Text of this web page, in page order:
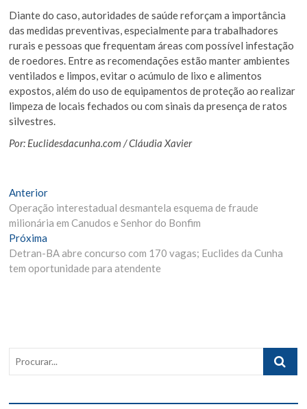
Diante do caso, autoridades de saúde reforçam a importância
das medidas preventivas, especialmente para trabalhadores
rurais e pessoas que frequentam áreas com possível infestação
de roedores. Entre as recomendações estão manter ambientes
ventilados e limpos, evitar o acúmulo de lixo e alimentos
expostos, além do uso de equipamentos de proteção ao realizar
limpeza de locais fechados ou com sinais da presença de ratos
silvestres.
Por: Euclidesdacunha.com / Cláudia Xavier
Navegação
de
Post
AnteriorMatéria
Anterior:
Operação interestadual desmantela esquema de fraude
milionária em Canudos e Senhor do Bonfim
Próxima
Materia:
Detran-BA abre concurso com 170 vagas; Euclides da Cunha
tem oportunidade para atendente